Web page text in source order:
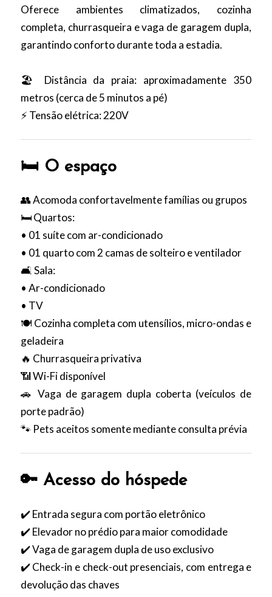
Oferece ambientes climatizados, cozinha
completa, churrasqueira e vaga de garagem dupla,
garantindo conforto durante toda a estadia.
🏖️ Distância da praia: aproximadamente 350
metros (cerca de 5 minutos a pé)
⚡ Tensão elétrica: 220V
🛏️ O espaço
👥 Acomoda confortavelmente famílias ou grupos
🛏️ Quartos:
• 01 suíte com ar-condicionado
• 01 quarto com 2 camas de solteiro e ventilador
🛋️ Sala:
• Ar-condicionado
• TV
🍽️ Cozinha completa com utensílios, micro-ondas e
geladeira
🔥 Churrasqueira privativa
📶 Wi-Fi disponível
🚗 Vaga de garagem dupla coberta (veículos de
porte padrão)
🐾 Pets aceitos somente mediante consulta prévia
🔑 Acesso do hóspede
✔️ Entrada segura com portão eletrônico
✔️ Elevador no prédio para maior comodidade
✔️ Vaga de garagem dupla de uso exclusivo
✔️ Check-in e check-out presenciais, com entrega e
devolução das chaves